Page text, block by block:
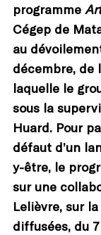
programme
Cégep de
au
décembre, de
laquelle le
sous la
Huard. Pour
défaut d’un
y-être, le
sur une
Lelièvre, sur la
diffusées, du